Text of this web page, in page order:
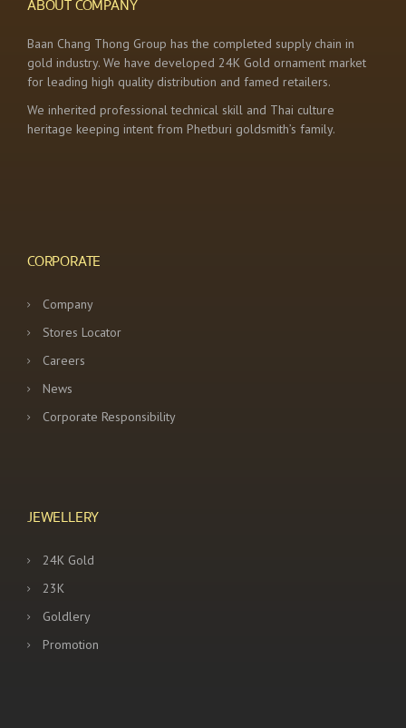
ABOUT COMPANY
Baan Chang Thong Group has the completed supply chain in
gold industry. We have developed 24K Gold ornament market
for leading high quality distribution and famed retailers.
We inherited professional technical skill and Thai culture
heritage keeping intent from Phetburi goldsmith’s family.
CORPORATE
Company
Stores Locator
Careers
News
Corporate Responsibility
JEWELLERY
24K Gold
23K
Goldlery
Promotion